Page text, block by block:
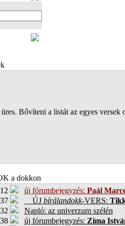
Bővíteni a listát az egyes versek
a dokkon
új fórumbejegyzés: Paál
ÚJ bírálandokk-VERS:
Napló: az univerzum szélén
új fórumbejegyzés: Zima